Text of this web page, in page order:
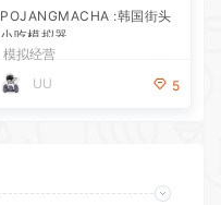
POJANGMACHA :韩国街头
小吃模拟器
模拟经营
UU
5